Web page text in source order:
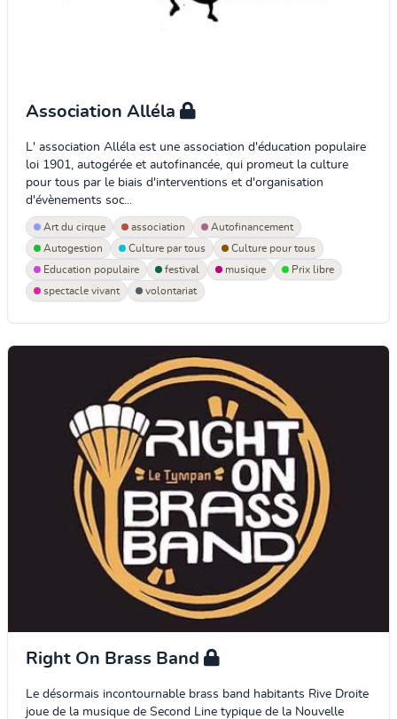
Association Alléla
L' association Alléla est une association d'éducation populaire
loi 1901, autogérée et autofinancée, qui promeut la culture
pour tous par le biais d'interventions et d'organisation
d'évènements soc...
Art du cirque association
Autofinancement
Autogestion
Culture par tous
Culture pour tous
Education populaire
festival musique
Prix libre
spectacle vivant
volontariat
Right On Brass Band
Le désormais incontournable brass band habitants Rive Droite
joue de la musique de Second Line typique de la Nouvelle